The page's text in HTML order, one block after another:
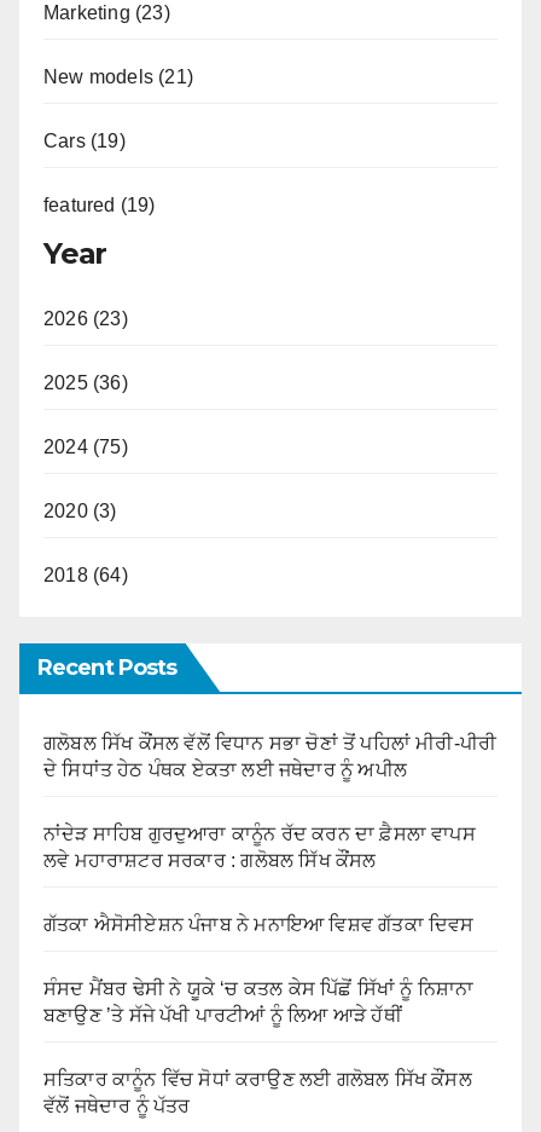
Marketing (23)
New models (21)
Cars (19)
featured (19)
Year
2026 (23)
2025 (36)
2024 (75)
2020 (3)
2018 (64)
Recent Posts
ਗਲੋਬਲ ਸਿੱਖ ਕੌਂਸਲ ਵੱਲੋਂ ਵਿਧਾਨ ਸਭਾ ਚੋਣਾਂ ਤੋਂ ਪਹਿਲਾਂ ਮੀਰੀ-ਪੀਰੀ
ਦੇ ਸਿਧਾਂਤ ਹੇਠ ਪੰਥਕ ਏਕਤਾ ਲਈ ਜਥੇਦਾਰ ਨੂੰ ਅਪੀਲ
ਨਾਂਦੇੜ ਸਾਹਿਬ ਗੁਰਦੁਆਰਾ ਕਾਨੂੰਨ ਰੱਦ ਕਰਨ ਦਾ ਫ਼ੈਸਲਾ ਵਾਪਸ
ਲਵੇ ਮਹਾਰਾਸ਼ਟਰ ਸਰਕਾਰ : ਗਲੋਬਲ ਸਿੱਖ ਕੌਂਸਲ
ਗੱਤਕਾ ਐਸੋਸੀਏਸ਼ਨ ਪੰਜਾਬ ਨੇ ਮਨਾਇਆ ਵਿਸ਼ਵ ਗੱਤਕਾ ਦਿਵਸ
ਸੰਸਦ ਮੈਂਬਰ ਢੇਸੀ ਨੇ ਯੂਕੇ ‘ਚ ਕਤਲ ਕੇਸ ਪਿੱਛੋਂ ਸਿੱਖਾਂ ਨੂੰ ਨਿਸ਼ਾਨਾ
ਬਣਾਉਣ ’ਤੇ ਸੱਜੇ ਪੱਖੀ ਪਾਰਟੀਆਂ ਨੂੰ ਲਿਆ ਆੜੇ ਹੱਥੀਂ
ਸਤਿਕਾਰ ਕਾਨੂੰਨ ਵਿੱਚ ਸੋਧਾਂ ਕਰਾਉਣ ਲਈ ਗਲੋਬਲ ਸਿੱਖ ਕੌਂਸਲ
ਵੱਲੋਂ ਜਥੇਦਾਰ ਨੂੰ ਪੱਤਰ